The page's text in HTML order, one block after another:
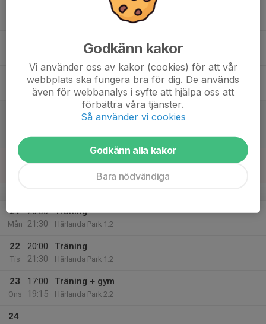
Träning + gym
17:45
20:00
Gym + träning
Härlanda Park 1:2
Match mot Landvetter IS
Kviberg 9 KG
20
21
Mån
20:00
21:30
Träning
Härlanda Park 1:2
22
Tis
20:00
21:30
Träning
Härlanda Park 1:2
23
Ons
17:00
19:15
Träning + gym
Härlanda Park 2:2
24
Godkänn kakor
Vi använder oss av kakor (cookies) för att vår
webbplats ska fungera bra för dig. De används
även för webbanalys i syfte att hjälpa oss att
förbättra våra tjänster.
Så använder vi cookies
Godkänn alla kakor
Bara nödvändiga